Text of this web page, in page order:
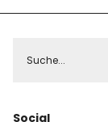
Social